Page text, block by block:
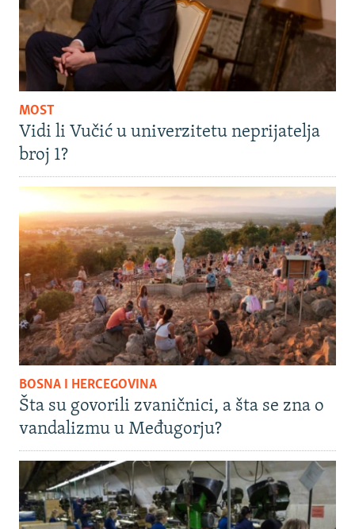
MOST
Vidi li Vučić u univerzitetu neprijatelja
broj 1?
BOSNA I HERCEGOVINA
Šta su govorili zvaničnici, a šta se zna o
vandalizmu u Međugorju?